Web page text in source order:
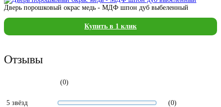
Дверь порошковый окрас медь - МДФ шпон дуб выбеленный
Купить в 1 клик
Отзывы
(0)
5 звёзд (0)